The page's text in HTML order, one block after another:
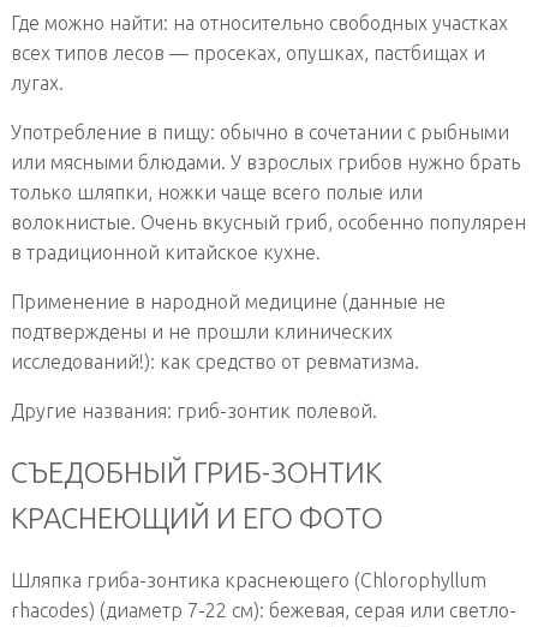
Где можно найти: на относительно свободных участках
всех типов лесов — просеках, опушках, пастбищах и
лугах.
Употребление в пищу: обычно в сочетании с рыбными
или мясными блюдами. У взрослых грибов нужно брать
только шляпки, ножки чаще всего полые или
волокнистые. Очень вкусный гриб, особенно популярен
в традиционной китайское кухне.
Применение в народной медицине (данные не
подтверждены и не прошли клинических
исследований!): как средство от ревматизма.
Другие названия: гриб-зонтик полевой.
СЪЕДОБНЫЙ ГРИБ-ЗОНТИК
КРАСНЕЮЩИЙ И ЕГО ФОТО
Шляпка гриба-зонтика краснеющего (Chlorophyllum
rhacodes) (диаметр 7-22 см): бежевая, серая или светло-